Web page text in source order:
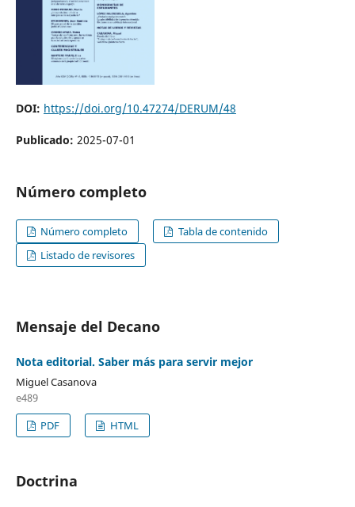
DOI: https://doi.org/10.47274/DERUM/48
Publicado: 2025-07-01
Número completo
Número completo
Tabla de contenido
Listado de revisores
Mensaje del Decano
Nota editorial. Saber más para servir mejor
Miguel Casanova
e489
PDF
HTML
Doctrina